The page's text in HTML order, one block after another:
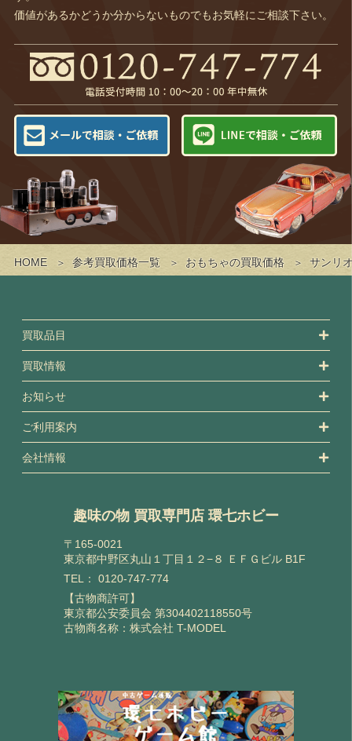
HOME 参考買取価格一覧 おもちゃの買取価格 サンリ
価値があるかどうか分からないものでもお気軽にご相談下さい。
買取品目
買取情報
お知らせ
ご利用案内
会社情報
趣味の物 買取専門店 環七ホビー
〒165-0021
東京都中野区丸山１丁目１２−８ ＥＦＧビル B1F
TEL： 0120-747-774
【古物商許可】
東京都公安委員会 第304402118550号
古物商名称：株式会社 T-MODEL